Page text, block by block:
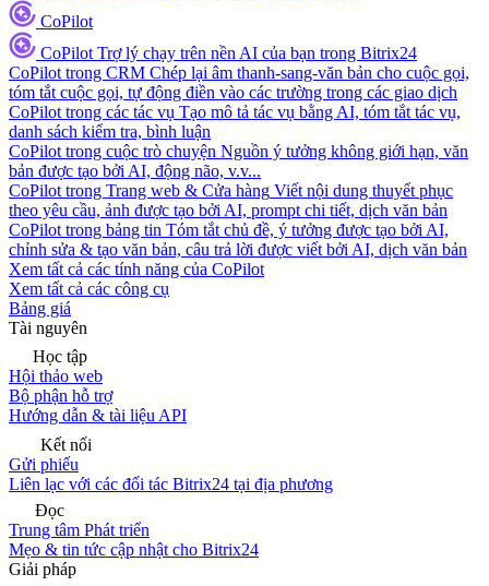
CoPilot
CoPilot Trợ lý chạy trên nền AI của bạn trong Bitrix24
CoPilot trong CRM Chép lại âm thanh-sang-văn bản cho cuộc gọi,
tóm tắt cuộc gọi, tự động điền vào các trường trong các giao dịch
CoPilot trong các tác vụ Tạo mô tả tác vụ bằng AI, tóm tắt tác vụ,
danh sách kiểm tra, bình luận
CoPilot trong cuộc trò chuyện Nguồn ý tưởng không giới hạn, văn
bản được tạo bởi AI, động não, v.v...
CoPilot trong Trang web & Cửa hàng Viết nội dung thuyết phục
theo yêu cầu, ảnh được tạo bởi AI, prompt chi tiết, dịch văn bản
CoPilot trong bảng tin Tóm tắt chủ đề, ý tưởng được tạo bởi AI,
chỉnh sửa & tạo văn bản, câu trả lời được viết bởi AI, dịch văn bản
Xem tất cả các tính năng của CoPilot
Xem tất cả các công cụ
Bảng giá
Tài nguyên
Học tập
Hội thảo web
Bộ phận hỗ trợ
Hướng dẫn & tài liệu API
Kết nối
Gửi phiếu
Liên lạc với các đối tác Bitrix24 tại địa phương
Đọc
Trung tâm Phát triển
Mẹo & tin tức cập nhật cho Bitrix24
Giải pháp